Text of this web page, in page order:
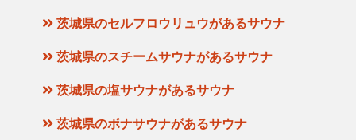
茨城県のセルフロウリュウがあるサウナ
茨城県のスチームサウナがあるサウナ
茨城県の塩サウナがあるサウナ
茨城県のボナサウナがあるサウナ